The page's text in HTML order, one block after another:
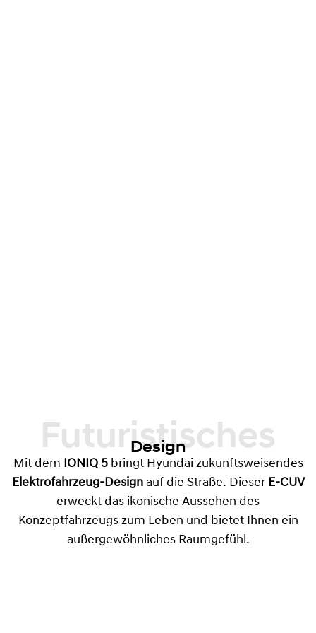
Futuristisches
Design
Mit dem IONIQ 5bringt Hyundai zukunftsweisendes
Elektrofahrzeug-Designauf die Straße. Dieser E-CUV
erweckt das ikonische Aussehen des
Konzeptfahrzeugs zum Leben und bietet Ihnen ein
außergewöhnliches Raumgefühl.